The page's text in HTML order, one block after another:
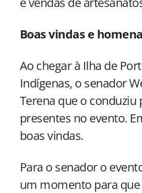
Boas vindas e
Ao chegar à Ilha de
Indígenas, o senador
Terena que o
presentes no evento.
boas vindas.
Para o senador o
um momento para